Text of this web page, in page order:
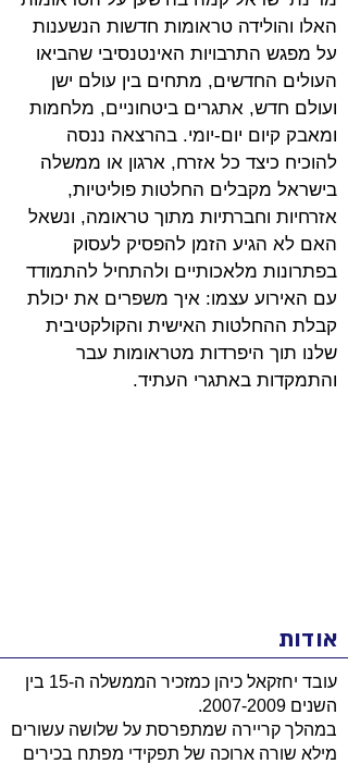
האלו והולידה טראומות חדשות הנשענות
על מפגש התרבויות האינטנסיבי שהביאו
העולים החדשים, מתחים בין עולם ישן
ועולם חדש, אתגרים ביטחוניים, מלחמות
ומאבק קיום יום-יומי. בהרצאה ננסה
להוכיח כיצד כל אזרח, ארגון או ממשלה
בישראל מקבלים החלטות פוליטיות,
אזרחיות וחברתיות מתוך טראומה, ונשאל
האם לא הגיע הזמן להפסיק לעסוק
בפתרונות מלאכותיים ולהתחיל להתמודד
עם האירוע עצמו: איך משפרים את יכולת
קבלת ההחלטות האישית והקולקטיבית
שלנו תוך היפרדות מטראומות עבר
והתמקדות באתגרי העתיד.
אודות
עובד יחזקאל כיהן כמזכיר הממשלה ה-15 בין
השנים 2007-2009
.
במהלך קריירה שמתפרסת על שלושה עשורים
מילא שורה ארוכה של תפקידי מפתח בכירים